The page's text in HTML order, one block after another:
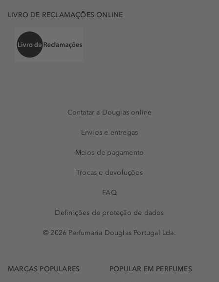
LIVRO DE RECLAMAÇÕES ONLINE
Contatar a Douglas online
Envios e entregas
Meios de pagamento
Trocas e devoluções
FAQ
Definições de proteção de dados
© 2026 Perfumaria Douglas Portugal Lda.
MARCAS POPULARES POPULAR EM PERFUMES